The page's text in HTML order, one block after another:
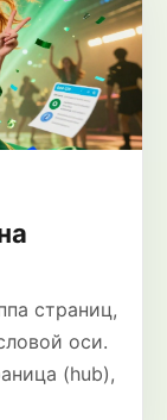
страниц,
оси.
(hub),